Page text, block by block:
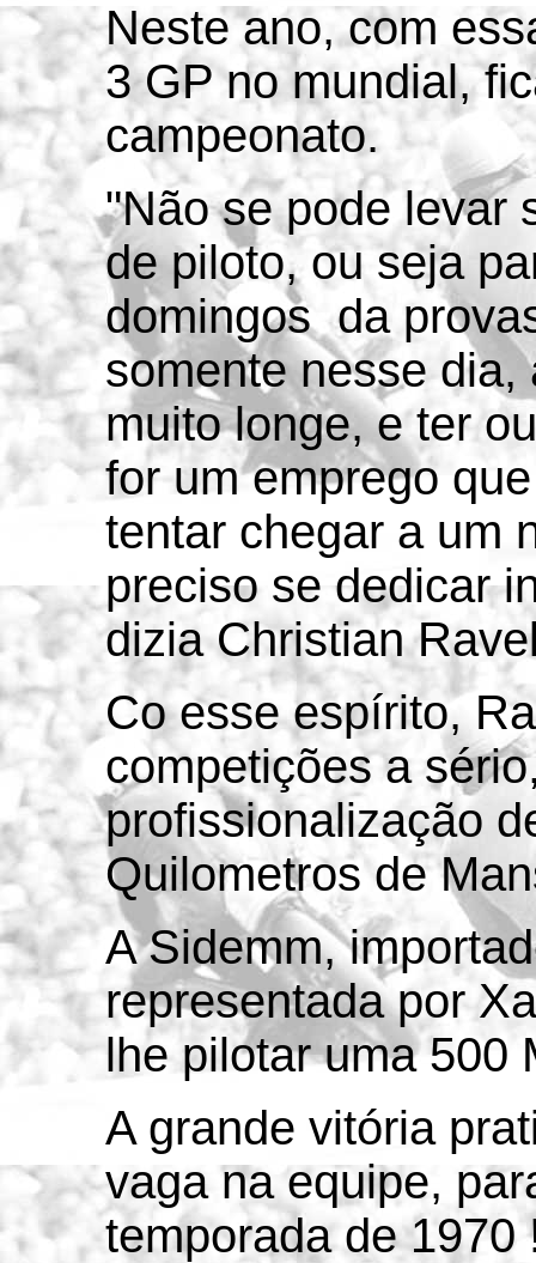
Neste ano, com
3 GP no mundial,
campeonato.
"Não se pode levar
de piloto, ou seja
domingos da
somente nesse
muito longe, e ter
for um emprego
tentar chegar a um
preciso se dedicar
dizia Christian
Co esse espírito,
competições a
profissionalização
Quilometros de
A Sidemm,
representada por
lhe pilotar uma 500
A grande vitória
vaga na equipe,
temporada de 1970